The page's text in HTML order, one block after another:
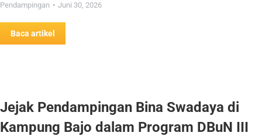
Pendampingan Juni 30, 2026
Baca artikel
Jejak Pendampingan Bina Swadaya di
Kampung Bajo dalam Program DBuN III